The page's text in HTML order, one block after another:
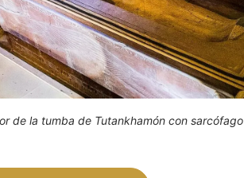
de la tumba de Tutankhamón con